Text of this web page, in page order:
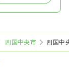
四国中央市
四国中